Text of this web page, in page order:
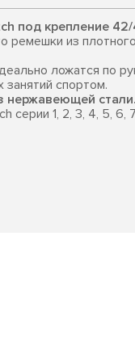
под крепление
ремешки из
ложатся по
занятий спортом.
нержавеющей стали.
1, 2, 3, 4, 5, 6,